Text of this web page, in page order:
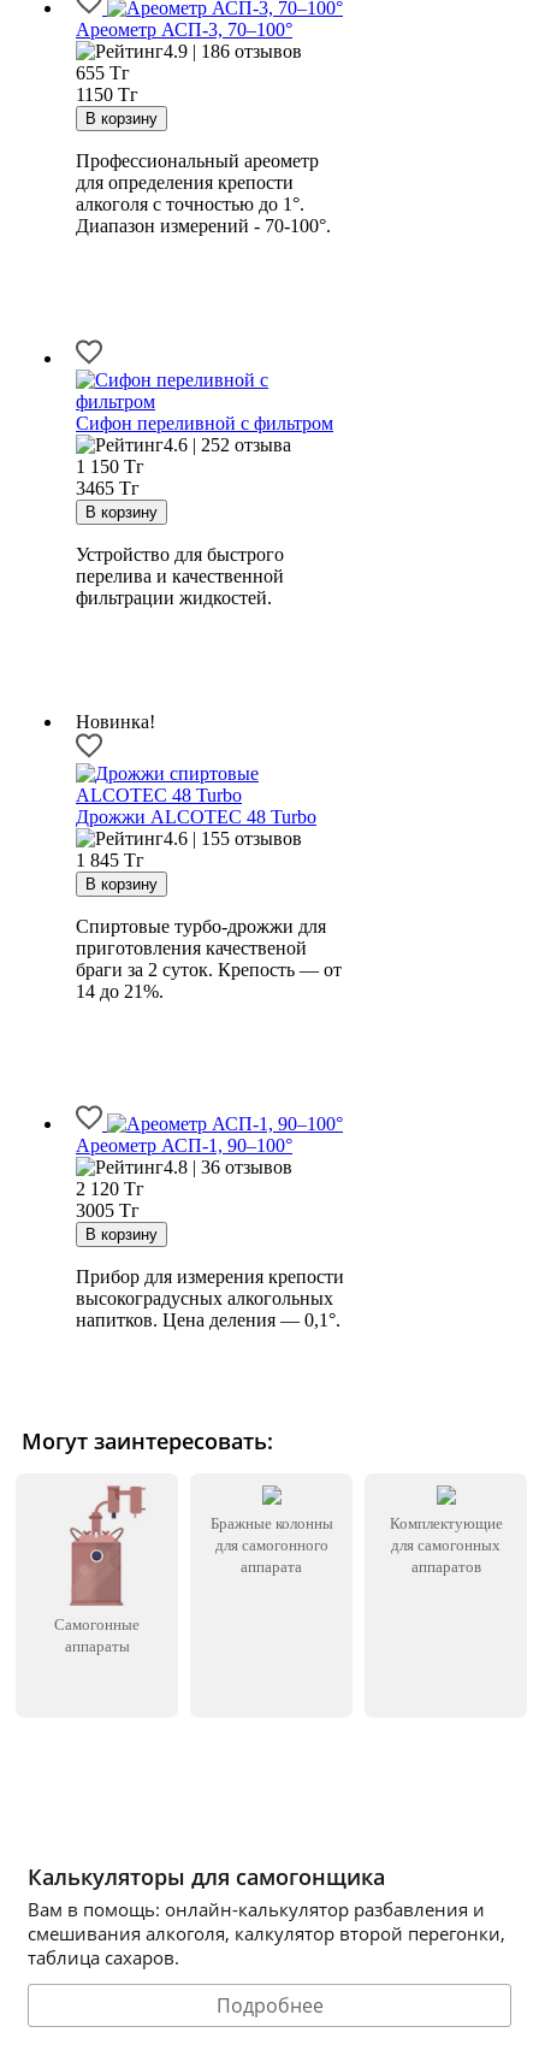
Ареометр АСП-3, 70–100°
4.9 | 186 отзывов
655 Тг
1150 Тг
Профессиональный ареометр
для определения крепости
алкоголя с точностью до 1°.
Диапазон измерений - 70-100°.
Сифон переливной с фильтром
4.6 | 252 отзыва
1 150 Тг
3465 Тг
Устройство для быстрого
перелива и качественной
фильтрации жидкостей.
Новинка!
Дрожжи ALCOTEC 48 Turbo
4.6 | 155 отзывов
1 845 Тг
Спиртовые турбо-дрожжи для
приготовления качественой
браги за 2 суток. Крепость — от
14 до 21%.
Ареометр АСП-1, 90–100°
4.8 | 36 отзывов
2 120 Тг
3005 Тг
Прибор для измерения крепости
высокоградусных алкогольных
напитков. Цена деления — 0,1°.
Могут заинтересовать:
Самогонные
аппараты
Бражные колонны
для самогонного
аппарата
Комплектующие
для самогонных
аппаратов
Калькуляторы для самогонщика
Вам в помощь: онлайн-калькулятор разбавления и
смешивания алкоголя, калкулятор второй перегонки,
таблица сахаров.
Подробнее